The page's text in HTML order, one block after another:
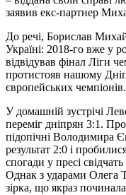
заявив екс-партнер
До речі, Борислав
Україні: 2018-го вже у
відвідував фінал Ліги
протистояв нашому
європейських чемпіонів.
У домашній зустрічі
переміг дніпрян 3:1.
підопічні Володимира
результат 2:0 і
спогади у пресі
Однак з ударами Олега
зірка, що якраз